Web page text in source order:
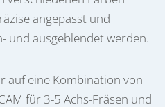
angepasst und
und ausgeblendet werden.
auf eine Kombination von
für 3-5 Achs-Fräsen und